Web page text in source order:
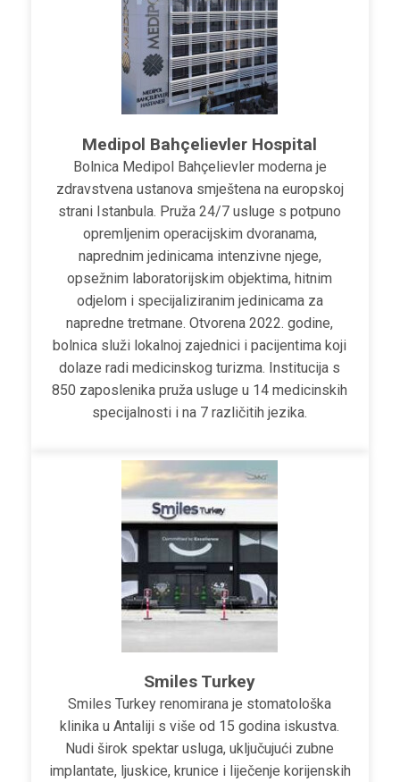
Medipol Bahçelievler Hospital
Bolnica Medipol Bahçelievler moderna je
zdravstvena ustanova smještena na europskoj
strani Istanbula. Pruža 24/7 usluge s potpuno
opremljenim operacijskim dvoranama,
naprednim jedinicama intenzivne njege,
opsežnim laboratorijskim objektima, hitnim
odjelom i specijaliziranim jedinicama za
napredne tretmane. Otvorena 2022. godine,
bolnica služi lokalnoj zajednici i pacijentima koji
dolaze radi medicinskog turizma. Institucija s
850 zaposlenika pruža usluge u 14 medicinskih
specijalnosti i na 7 različitih jezika.
Smiles Turkey
Smiles Turkey renomirana je stomatološka
klinika u Antaliji s više od 15 godina iskustva.
Nudi širok spektar usluga, uključujući zubne
implantate, ljuskice, krunice i liječenje korijenskih